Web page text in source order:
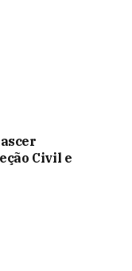
Civil e